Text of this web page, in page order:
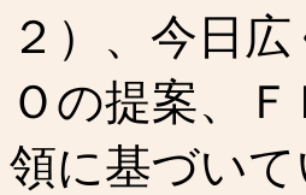
２）、今日
Ｏの提案、
領に基づいて